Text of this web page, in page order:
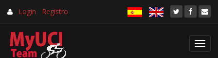
Login Registro